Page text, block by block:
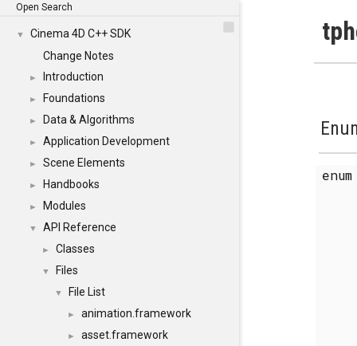
Open Search
▼
Cinema 4D C++ SDK
Change Notes
► Introduction
► Foundations
► Data & Algorithms
► Application Development
► Scene Elements
► Handbooks
► Modules
▼ API Reference
► Classes
▼ Files
▼ File List
► animation.framework
► asset.framework